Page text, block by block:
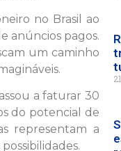
no Brasil ao
anúncios pagos.
um caminho
a faturar 30
do potencial de
representam a